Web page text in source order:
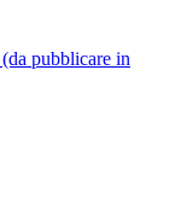
pubblicare in